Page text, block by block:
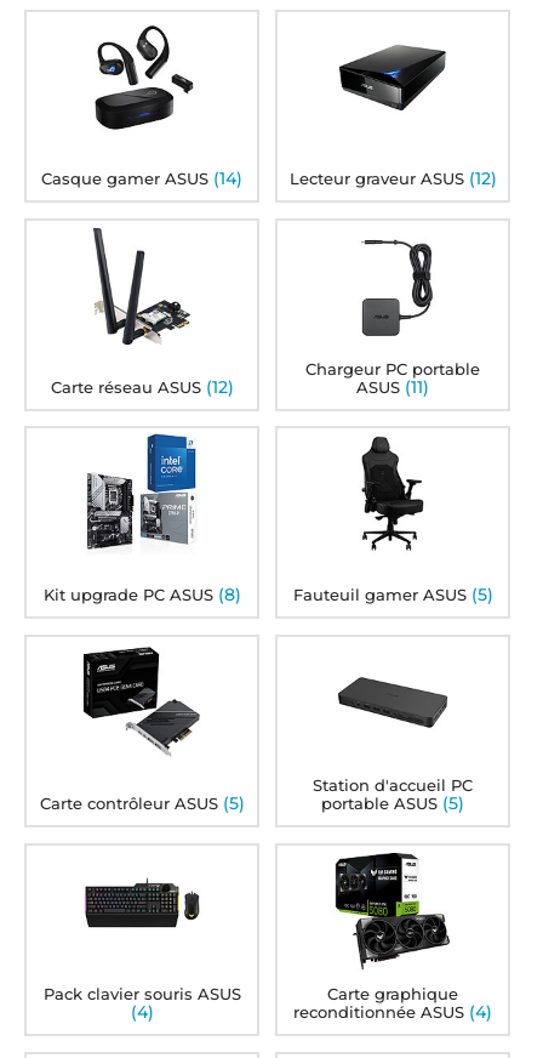
Casque gamer ASUS (14) Lecteur graveur ASUS (12)
Carte réseau ASUS (12)
Chargeur PC portable
ASUS (11)
Kit upgrade PC ASUS (8) Fauteuil gamer ASUS (5)
Carte contrôleur ASUS (5)
Station d'accueil PC
portable ASUS (5)
Pack clavier souris ASUS
(4)
Carte graphique
reconditionnée ASUS (4)